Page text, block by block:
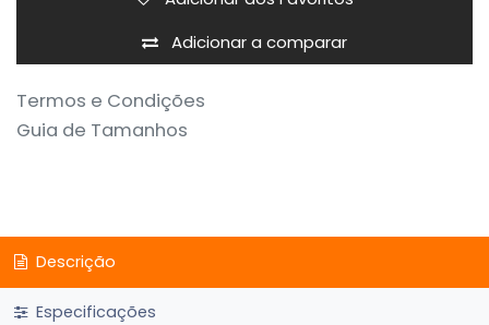
Adicionar a comparar
Termos e Condições
Guia de Tamanhos
Descrição
Especificações